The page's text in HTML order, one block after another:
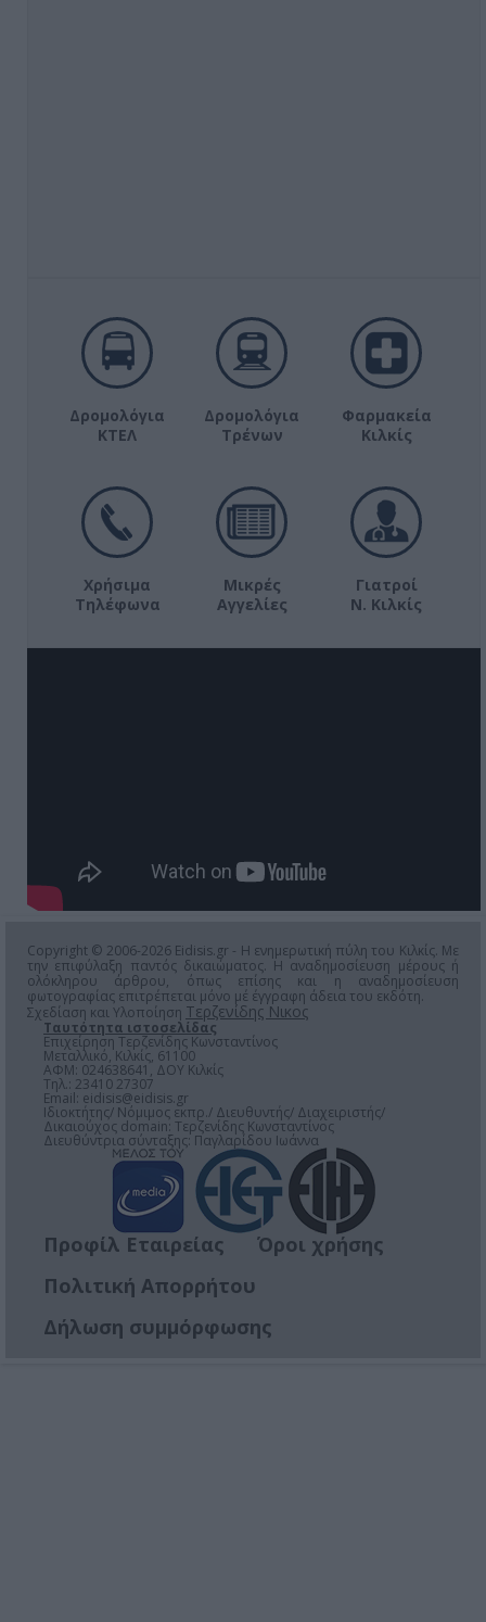
Δρομολόγια
ΚΤΕΛ
Δρομολόγια
Τρένων
Φαρμακεία
Κιλκίς
Χρήσιμα
Τηλέφωνα
Μικρές
Αγγελίες
Γιατροί
Ν. Κιλκίς
Copyright © 2006-2026 Eidisis.gr - Η ενημερωτική πύλη του Κιλκίς. Με
την επιφύλαξη παντός δικαιώματος. Η αναδημοσίευση μέρους ή
ολόκληρου άρθρου, όπως επίσης και η αναδημοσίευση
φωτογραφίας επιτρέπεται μόνο μέ έγγραφη άδεια του εκδότη.
Σχεδίαση και Υλοποίηση Τερζενίδης Νικος
Ταυτότητα ιστοσελίδας
Επιχείρηση Τερζενίδης Κωνσταντίνος
Μεταλλικό, Κιλκίς, 61100
ΑΦΜ: 024638641, ΔΟΥ Κιλκίς
Τηλ.: 23410 27307
Email: eidisis@eidisis.gr
Ιδιοκτήτης/ Νόμιμος εκπρ./ Διευθυντής/ Διαχειριστής/
Δικαιούχος domain: Τερζενίδης Κωνσταντίνος
Διευθύντρια σύνταξης: Παγλαρίδου Ιωάννα
Προφίλ Εταιρείας
Όροι χρήσης
Πολιτική Απορρήτου
Δήλωση συμμόρφωσης